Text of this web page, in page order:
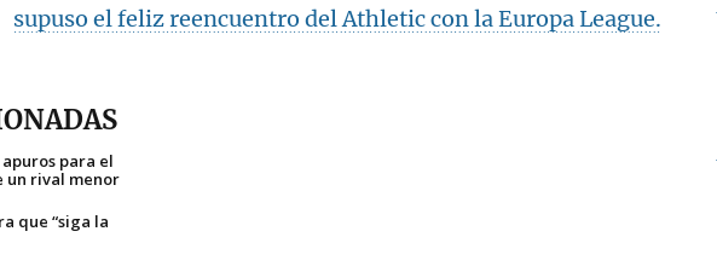
supuso el feliz reencuentro del Athletic con la Europa League.
para el
un rival menor
que “siga la